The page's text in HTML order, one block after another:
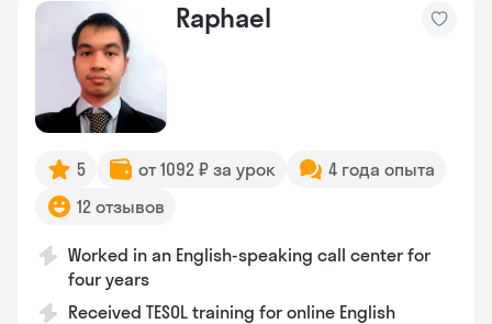
Raphael
5 от 1092 ₽ за урок
4 года опыта
12 отзывов
Worked in an English-speaking call center for
four years
Received TESOL training for online English